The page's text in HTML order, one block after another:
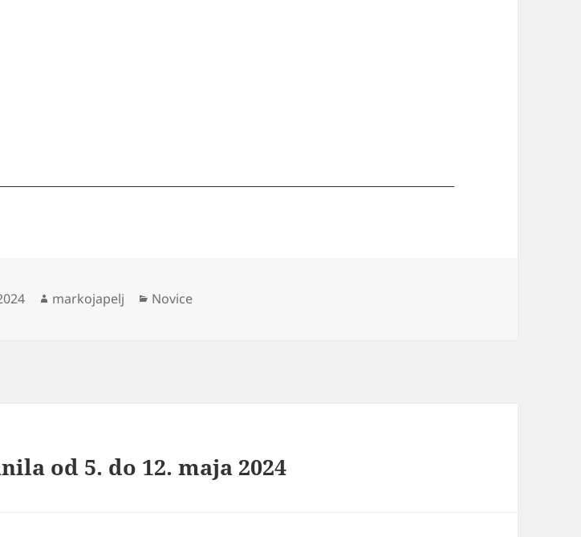
Avtor
markojapelj Kategorije
Novice
od 5. do 12. maja 2024